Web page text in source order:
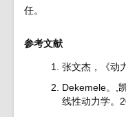
任。
参考文献
张文杰，《动
Dekemele。,
线性动力学。